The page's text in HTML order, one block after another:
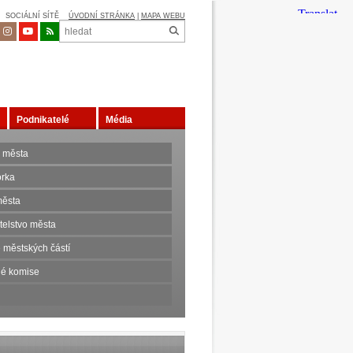
SOCIÁLNÍ SÍTĚ ÚVODNÍ STRÁNKA MAPA WEBU
Podnikatelé Média
města
města
městských částí
komise